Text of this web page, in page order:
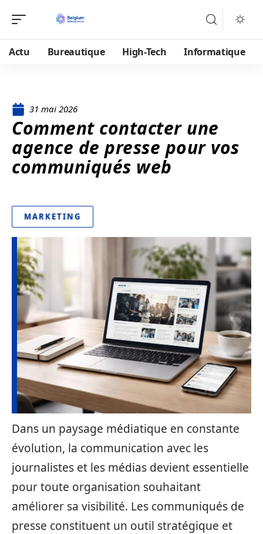
Actu Bureautique High-Tech Informatique
31 mai 2026
Comment contacter une
agence de presse pour vos
communiqués web
MARKETING
Dans un paysage médiatique en constante
évolution, la communication avec les
journalistes et les médias devient essentielle
pour toute organisation souhaitant
améliorer sa visibilité. Les communiqués de
presse constituent un outil stratégique et